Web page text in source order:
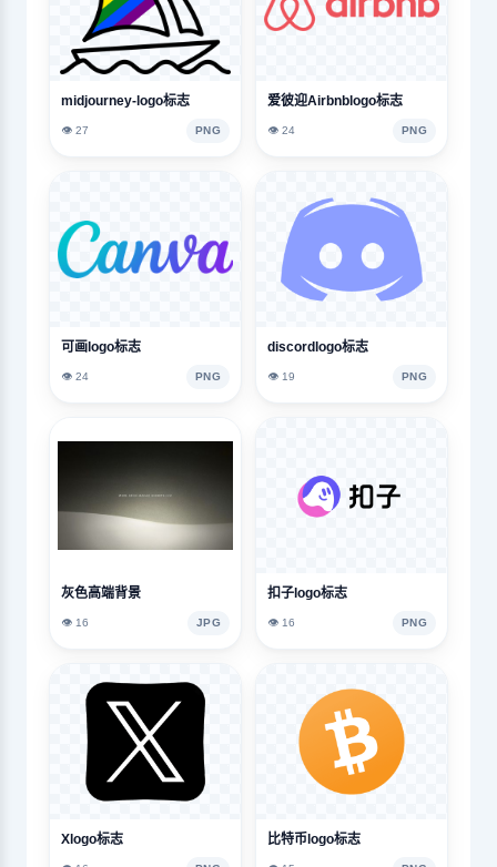
midjourney-logo标志
👁️ 27 PNG
爱彼迎Airbnblogo标志
👁️ 24 PNG
可画logo标志
👁️ 24 PNG
discordlogo标志
👁️ 19 PNG
灰色高端背景
👁️ 16 JPG
扣子logo标志
👁️ 16 PNG
Xlogo标志 比特币logo标志